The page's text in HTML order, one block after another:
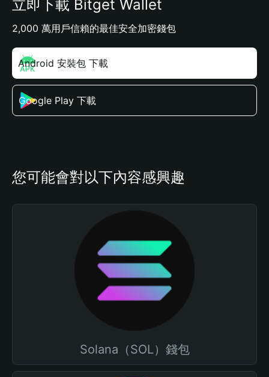
立即下載 Bitget Wallet
2,000 萬用戶信賴的最佳安全加密錢包
Android 安裝包 下載
Google Play 下載
您可能會對以下內容感興趣
Solana（SOL）錢包